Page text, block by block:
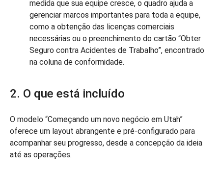
medida que sua equipe cresce, o quadro ajuda a
gerenciar marcos importantes para toda a equipe,
como a obtenção das licenças comerciais
necessárias ou o preenchimento do cartão “Obter
Seguro contra Acidentes de Trabalho”, encontrado
na coluna de conformidade.
2. O que está incluído
O modelo “Começando um novo negócio em Utah”
oferece um layout abrangente e pré-configurado para
acompanhar seu progresso, desde a concepção da ideia
até as operações.